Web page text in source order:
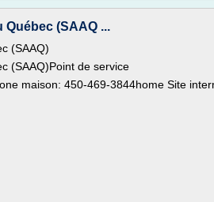
Québec (SAAQ ...
(SAAQ)
(SAAQ)Point de service
maison: 450-469-3844home Site